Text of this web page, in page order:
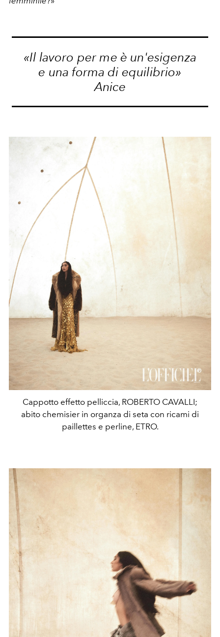
«Il lavoro per me è un'esigenza
e una forma di equilibrio»
Anice
Cappotto effetto pelliccia, ROBERTO CAVALLI;
abito chemisier in organza di seta con ricami di
paillettes e perline, ETRO.